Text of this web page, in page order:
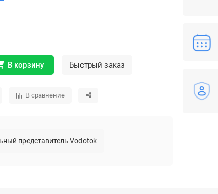
В корзину Быстрый заказ
В сравнение
представитель Vodotok